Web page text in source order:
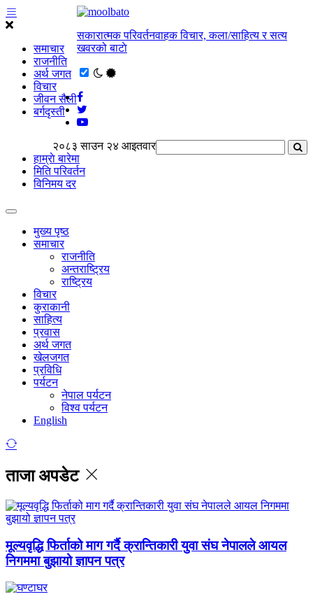
समाचार
राजनीति
अर्थ जगत
विचार
जीवन सैली
बर्गदृस्ती
सकारात्मक परिवर्तनवाहक विचार, कला/साहित्य र सत्य
खवरको बाटाे
२०८३ साउन २४ आइतवार
हाम्राे बारेमा
मिति परिवर्तन
विनिमय दर
मुख्य पृष्ठ
समाचार
राजनीति
अन्तराष्ट्रिय
राष्ट्रिय
विचार
कुराकानी
साहित्य
प्रवास
अर्थ जगत
खेलजगत
प्रविधि
पर्यटन
नेपाल पर्यटन
विश्व पर्यटन
English
ताजा अपडेट
मूल्यवृद्धि फिर्ताको माग गर्दै क्रान्तिकारी युवा संघ नेपालले आयल
निगममा बुझायो ज्ञापन पत्र